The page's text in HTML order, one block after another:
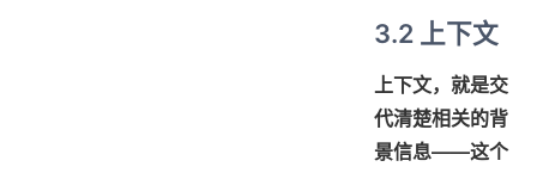
3.2 上下文
上下文，就是交
代清楚相关的背
景信息——这个